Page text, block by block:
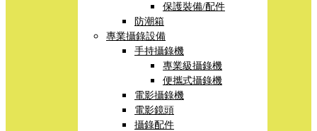
保護裝備/配件
防潮箱
專業攝錄設備
手持攝錄機
專業級攝錄機
便攜式攝錄機
電影攝錄機
電影鏡頭
攝錄配件